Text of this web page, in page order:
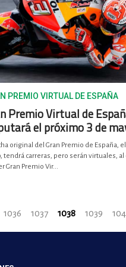
PREMIO VIRTUAL DE ESPAÑA
Premio Virtual de
el próximo 3 de
original del Gran Premio de España,
tendrá carreras, pero serán virtuales, al
Gran Premio Vir...
1036 1037 1038 1039